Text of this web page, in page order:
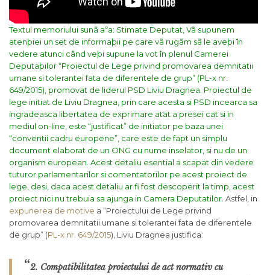
Textul memoriului sunã aºa: Stimate Deputat, Vã supunem
atenþiei un set de informaþii pe care vã rugãm sã le aveþi în
vedere atunci când veþi supune la vot în plenul Camerei
Deputaþilor “Proiectul de Lege privind promovarea demnitatii
umane si tolerantei fata de diferentele de grup” (PL-x nr.
649/2015), promovat de liderul PSD Liviu Dragnea. Proiectul de
lege initiat de Liviu Dragnea, prin care acesta si PSD incearca sa
ingradeasca libertatea de exprimare atat a presei cat si in
mediul on-line, este “justificat” de initiator pe baza unei
“conventii cadru europene”, care este de fapt un simplu
document elaborat de un ONG cu nume inselator, si nu de un
organism european. Acest detaliu esential a scapat din vedere
tuturor parlamentarilor si comentatorilor pe acest proiect de
lege, desi, daca acest detaliu ar fi fost descoperit la timp, acest
proiect nici nu trebuia sa ajunga in Camera Deputatilor. Astfel, in
expunerea de motive a “Proiectului de Lege privind
promovarea demnitatii umane si tolerantei fata de diferentele
de grup” (PL-x nr. 649/2015), Liviu Dragnea justifica:
“2. Compatibilitatea proiectului de act normativ cu